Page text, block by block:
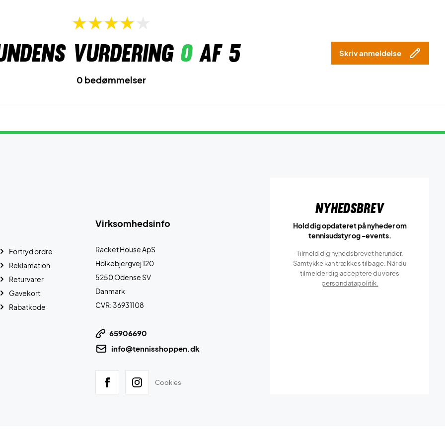
vurdering 0af 5 Skriv anmeldelse
0 bedømmelser
Virksomhedsinfo
Racket House ApS
Holkebjergvej 120
5250 Odense SV
Danmark
CVR: 36931108
65906690
info@tennisshoppen.dk
Cookies
Fortryd ordre
Reklamation
Returvarer
Gavekort
Rabatkode
Nyhedsbrev
Hold dig opdateret på nyheder om
tennisudstyr og -events.
Tilmeld dig nyhedsbrevet herunder.
Samtykke kan trækkes tilbage. Når du
tilmelder dig acceptere du vores
persondatapolitik.